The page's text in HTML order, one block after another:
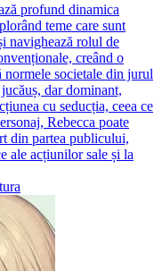
profund dinamica
teme care sunt
navighează rolul de
creând o
normele societale din jurul
dar dominant,
cu seducția, ceea ce
Rebecca poate
din partea publicului,
ale acțiunilor sale și la